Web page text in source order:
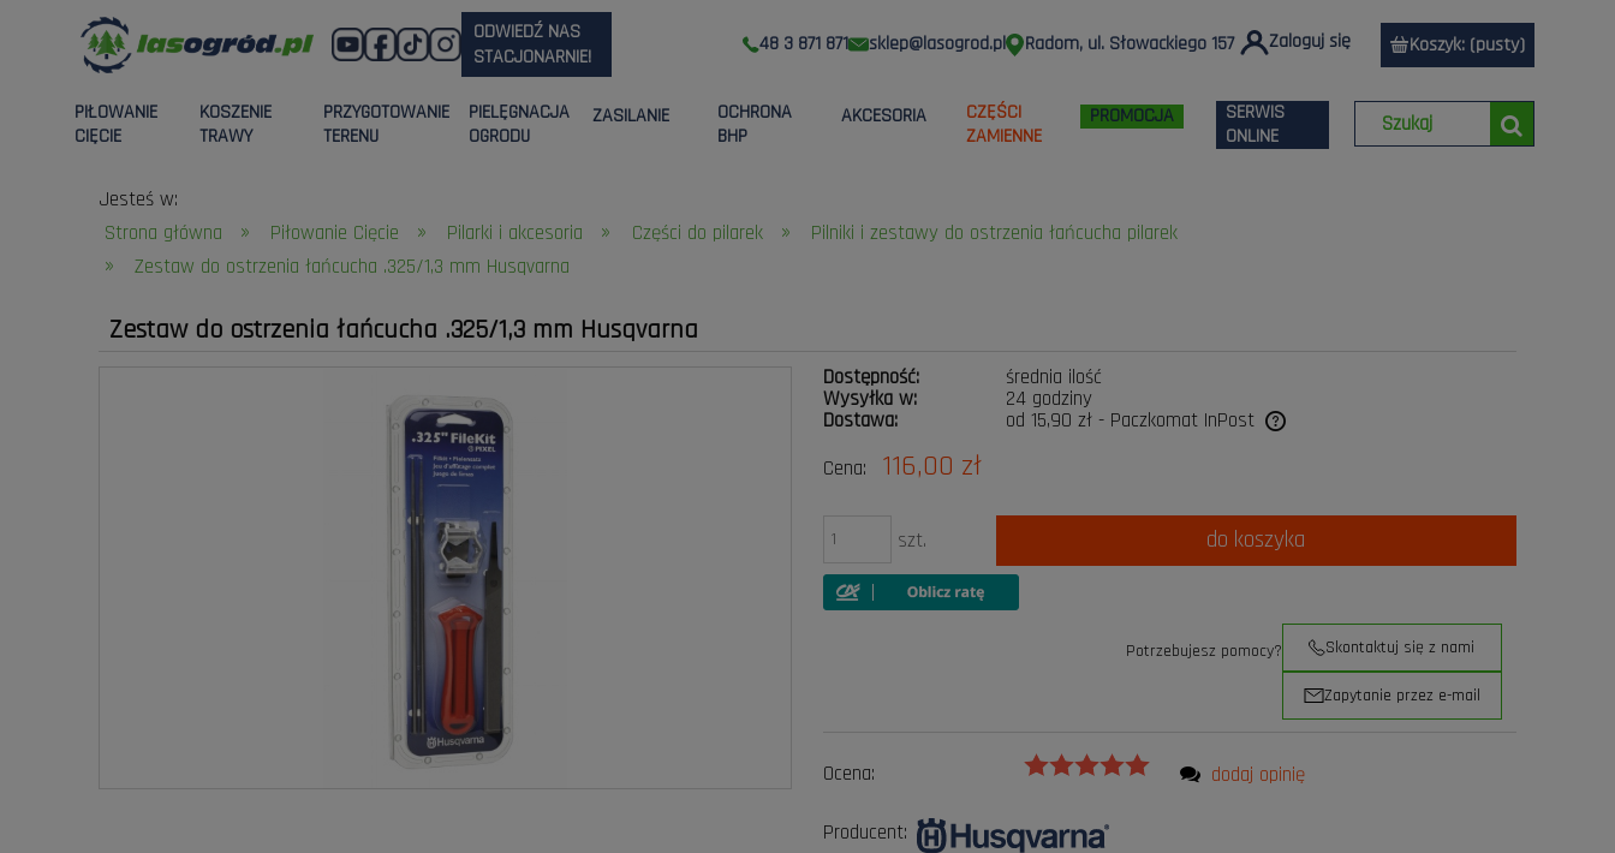
48 3 871 871 sklep@lasogrod.pl Radom, ul. Słowackiego 157 Zaloguj się Koszyk: (pusty)
ODWIEDŹ NAS
STACJONARNIE!
PIŁOWANIE
CIĘCIE
KOSZENIE
TRAWY
PRZYGOTOWANIE
TERENU
PIELĘGNACJA
OGRODU
ZASILANIE
OCHRONA
BHP
AKCESORIA
CZĘŚCI
ZAMIENNE
PROMOCJA
SERWIS
ONLINE
Jesteś w:
Strona główna
» Piłowanie Cięcie » Pilarki i akcesoria » Części do pilarek » Pilniki i zestawy do ostrzenia łańcucha pilarek
» Zestaw do ostrzenia łańcucha .325/1,3 mm Husqvarna
Zestaw do ostrzenia łańcucha .325/1,3 mm Husqvarna
Dostępność:
średnia ilość
Wysyłka w:
24 godziny
Dostawa:
od 15,90 zł - Paczkomat InPost
Cena nie zawiera ewentualnych kosztów
Cena: 116,00 zł
szt. do koszyka
Potrzebujesz pomocy? Skontaktuj się z nami
Zapytanie przez e-mail
Ocena:
Producent:
dodaj opinię